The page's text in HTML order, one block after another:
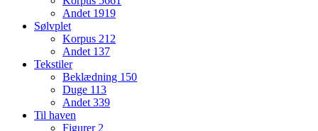
Andet 1919
Sølvplet
Korpus 212
Andet 137
Tekstiler
Beklædning 150
Duge 113
Andet 339
Til haven
Figurer 2